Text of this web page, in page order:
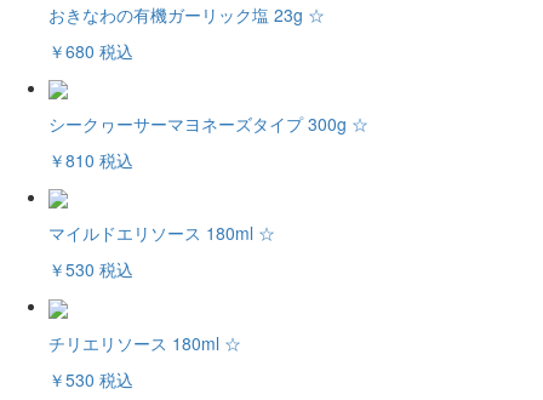
おきなわの有機ガーリック塩 23g ☆
￥680 税込
シークヮーサーマヨネーズタイプ 300g ☆
￥810 税込
マイルドエリソース 180ml ☆
￥530 税込
チリエリソース 180ml ☆
￥530 税込